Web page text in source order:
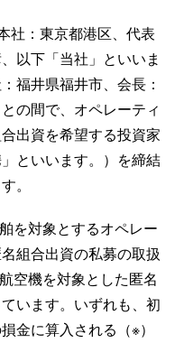
社：東京都港区、代表
以下「当社」といいま
福井県福井市、会長：
の間で、オペレーティ
出資を希望する投資家
といいます。）を締結
。
を対象とするオペレー
組合出資の私募の取扱
空機を対象とした匿名
います。いずれも、初
金に算入される（※）